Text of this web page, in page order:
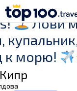
Лови
к морю!
Кипр